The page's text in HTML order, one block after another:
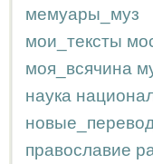
мемуары_муз
мои_тексты
моя_всячина
наука
православие